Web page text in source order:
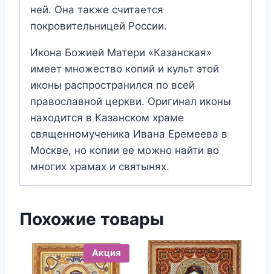
ней. Она также считается
покровительницей России.
Икона Божией Матери «Казанская»
имеет множество копий и культ этой
иконы распространился по всей
православной церкви. Оригинал иконы
находится в Казанском храме
священномученика Ивана Еремеева в
Москве, но копии ее можно найти во
многих храмах и святынях.
Похожие товары
Акция